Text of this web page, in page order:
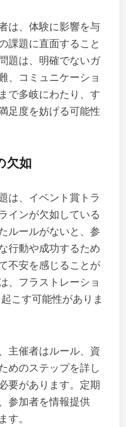
は、体験に影響を与
課題に直面すること
題は、明確でないガ
、コミュニケーショ
で多岐にわたり、す
足度を妨げる可能性
欠如
は、イベント賞トラ
インが欠如している
ルールがないと、参
行動や成功するため
不安を感じることが
、フラストレーショ
こす可能性がありま
主催者はルール、資
めのステップを詳し
要があります。定期
参加者を情報提供
す。